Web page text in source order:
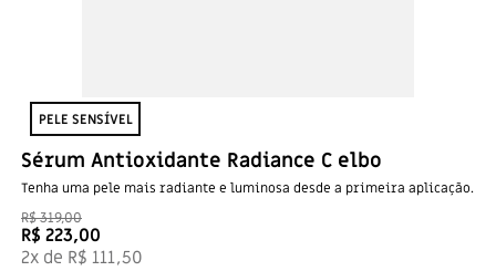
PELE SENSÍVEL​
Sérum Antioxidante Radiance C elbo
Tenha uma pele mais radiante e luminosa desde a primeira aplicação.
R$319,00
R$ 223,00
2x de R$ 111,50